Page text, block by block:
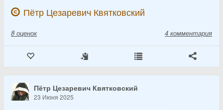
Пётр Цезаревич Квятковский
8 оценок 4 комментария
Пётр Цезаревич Квятковский
23 Июня 2025